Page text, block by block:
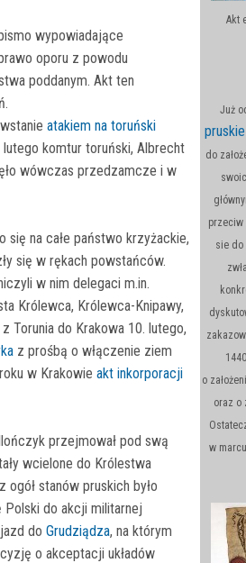
wypowiadające
oporu z powodu
poddanym. Akt ten
atakiem na toruński
komtur toruński, Albrecht
wówczas przedzamcze i w
się na całe państwo krzyżackie,
się w rękach powstańców.
w nim delegaci m.in.
Królewca, Królewca-Knipawy,
Torunia do Krakowa 10. lutego,
z prośbą o włączenie ziem
w Krakowie akt inkorporacji
przejmował pod swą
wcielone do Królestwa
stanów pruskich było
Polski do akcji militarnej
do Grudziądza, na którym
o akceptacji układów
Akt
Już
pruskie
do
przeciw
sie do
o
oraz o
w